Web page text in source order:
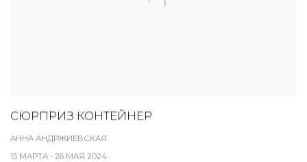
СЮРПРИЗ КОНТЕЙНЕР
АННА АНДРЖИЕВСКАЯ
15 МАРТА - 26 МАЯ 2024